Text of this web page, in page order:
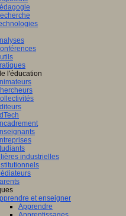
l'éducation
industrielles
et enseigner
Apprendre